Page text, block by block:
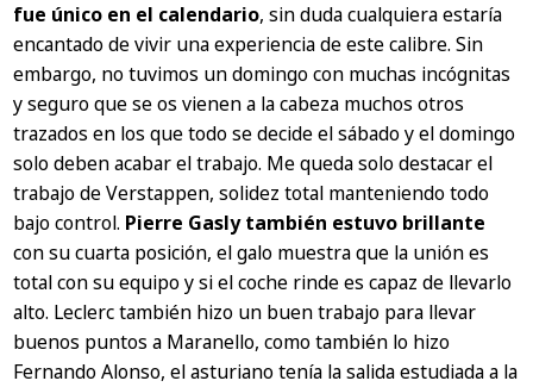
fue único en el calendario, sin duda cualquiera estaría
encantado de vivir una experiencia de este calibre. Sin
embargo, no tuvimos un domingo con muchas incógnitas
y seguro que se os vienen a la cabeza muchos otros
trazados en los que todo se decide el sábado y el domingo
solo deben acabar el trabajo. Me queda solo destacar el
trabajo de Verstappen, solidez total manteniendo todo
bajo control. Pierre Gasly también estuvo brillante
con su cuarta posición, el galo muestra que la unión es
total con su equipo y si el coche rinde es capaz de llevarlo
alto. Leclerc también hizo un buen trabajo para llevar
buenos puntos a Maranello, como también lo hizo
Fernando Alonso, el asturiano tenía la salida estudiada a la